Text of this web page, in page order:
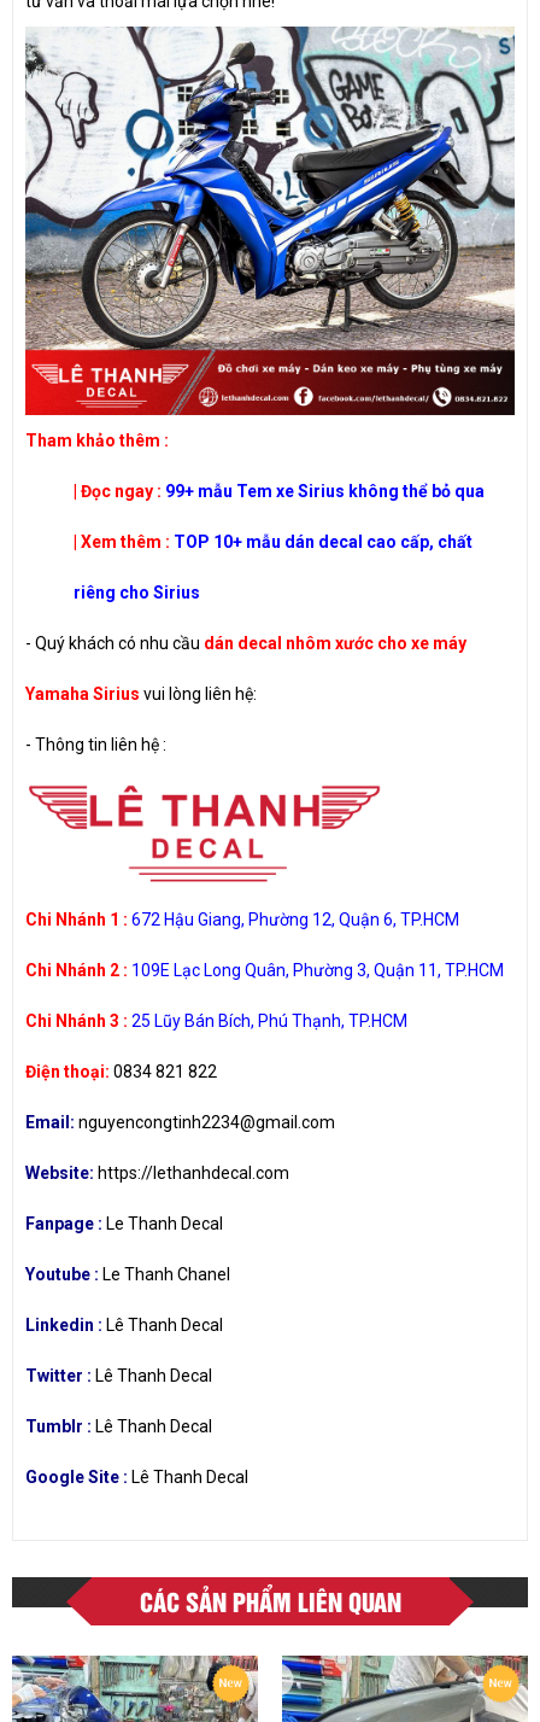
​Tham khảo thêm :
| Đọc ngay : 99+ mẫu Tem xe Sirius không thể bỏ qua
| Xem thêm : TOP 10+ mẫu dán decal cao cấp, chất
riêng cho Sirius
- Quý khách có nhu cầu dán decal nhôm xước cho xe máy
Yamaha Sirius vui lòng liên hệ:
- Thông tin liên hệ :
Chi Nhánh 1 : 672 Hậu Giang, Phường 12, Quận 6, TP.HCM
Chi Nhánh 2 : 109E Lạc Long Quân, Phường 3, Quận 11, TP.HCM
Chi Nhánh 3 : 25 Lũy Bán Bích, Phú Thạnh, TP.HCM
Điện thoại: 0834 821 822
Email: nguyencongtinh2234@gmail.com
Website: https://lethanhdecal.com
Fanpage : Le Thanh Decal
Youtube : Le Thanh Chanel
Linkedin : Lê Thanh Decal
Twitter : Lê Thanh Decal
Tumblr : Lê Thanh Decal
Google Site : Lê Thanh Decal
CÁC SẢN PHẨM LIÊN QUAN